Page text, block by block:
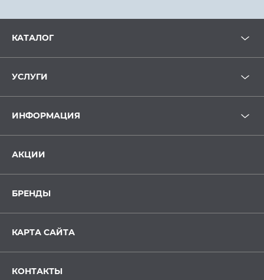
КАТАЛОГ
УСЛУГИ
ИНФОРМАЦИЯ
АКЦИИ
БРЕНДЫ
КАРТА САЙТА
КОНТАКТЫ